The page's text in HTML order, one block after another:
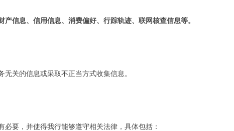
信息、信用信息、消费偏好、行踪轨迹、联网核查信息等。
无关的信息或采取不正当方式收集信息。
要，并使得我行能够遵守相关法律，具体包括：